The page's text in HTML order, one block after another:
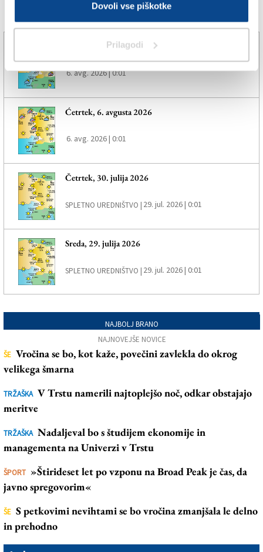
Dovoli vse piškotke
Prilagodi
Več novic
Petek, 7. avgusta 2026
6. avg. 2026 | 0:01
Ćetrtek, 6. avgusta 2026
6. avg. 2026 | 0:01
Četrtek, 30. julija 2026
SPLETNO UREDNIŠTVO | 29. jul. 2026 | 0:01
Sreda, 29. julija 2026
SPLETNO UREDNIŠTVO | 29. jul. 2026 | 0:01
NAJBOLJ BRANO
NAJNOVEJŠE NOVICE
ŠE Vročina se bo, kot kaže, povečini zavlekla do okrog
velikega šmarna
TRŽAŠKA V Trstu namerili najtoplejšo noč, odkar obstajajo
meritve
TRŽAŠKA Nadaljeval bo s študijem ekonomije in
managementa na Univerzi v Trstu
ŠPORT »Štirideset let po vzponu na Broad Peak je čas, da
javno spregovorim«
ŠE S petkovimi nevihtami se bo vročina zmanjšala le delno
in prehodno